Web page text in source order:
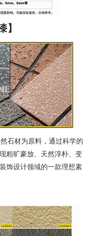
】
石材为原料，通过科学的
粗旷豪放、天然淳朴、变
饰设计领域的一款理想素